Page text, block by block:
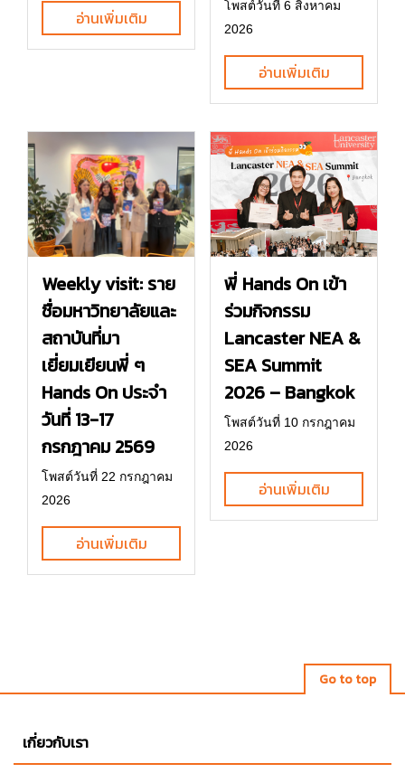
อ่านเพิ่มเติม
โพสต์วันที่ 6 สิงหาคม
2026
อ่านเพิ่มเติม
Weekly visit: ราย
ชื่อมหาวิทยาลัยและ
สถาบันที่มา
เยี่ยมเยียนพี่ ๆ
Hands On ประจำ
วันที่ 13-17
กรกฎาคม 2569
โพสต์วันที่ 22 กรกฎาคม
2026
อ่านเพิ่มเติม
พี่ Hands On เข้า
ร่วมกิจกรรม
Lancaster NEA &
SEA Summit
2026 – Bangkok
โพสต์วันที่ 10 กรกฎาคม
2026
อ่านเพิ่มเติม
Go to top
เกี่ยวกับเรา